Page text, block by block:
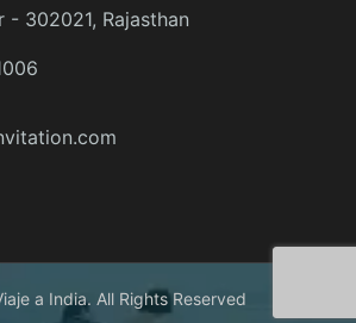
- 302021, Rajasthan
a India. All Rights Reserved